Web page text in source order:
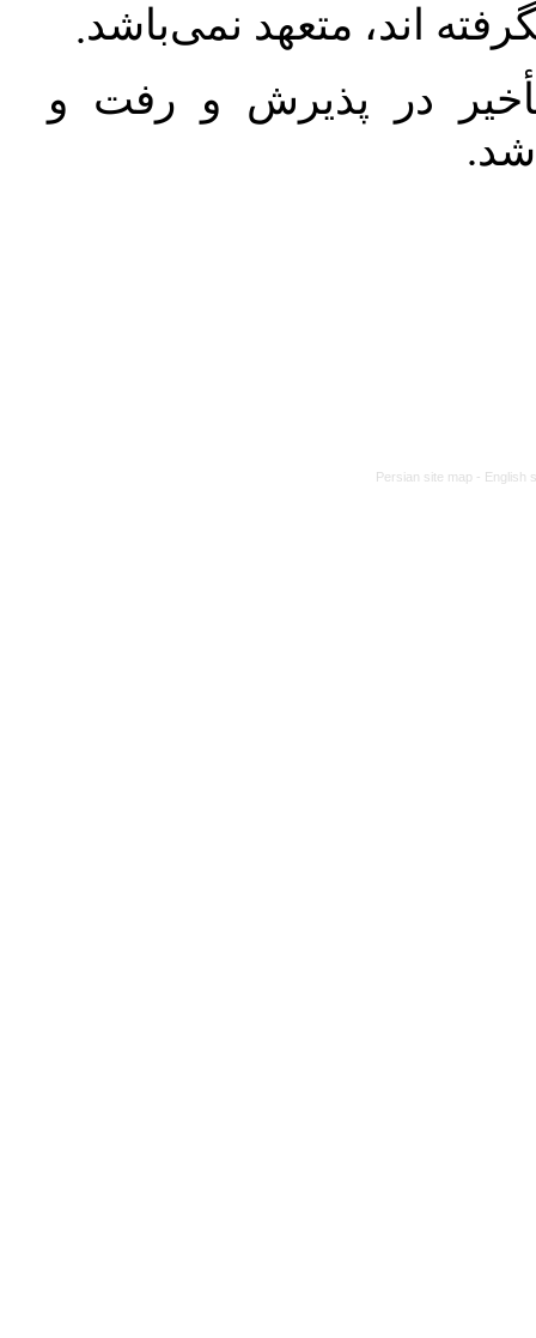
اند، متعهد نمی‌باشد.
در پذیرش و رفت و
شد.
Persian site map - English